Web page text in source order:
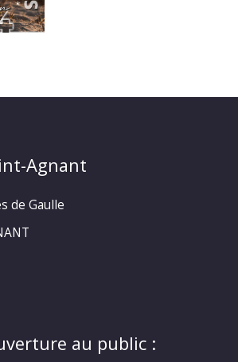
Agnant
de Gaulle
au public :